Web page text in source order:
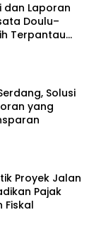
dan Laporan
Doulu–
Terpantau
Solusi
yang
Proyek Jalan
Pajak
Fiskal